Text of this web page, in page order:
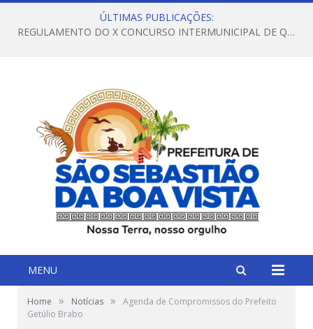
ÚLTIMAS PUBLICAÇÕES:
REGULAMENTO DO X CONCURSO INTERMUNICIPAL DE QUADRILHAS JUNINAS – 2026 – ARRAIÁ DA VENEZA
MENU
Home » Notícias »
Agenda de Compromissos do Prefeito
Getúlio Brabo